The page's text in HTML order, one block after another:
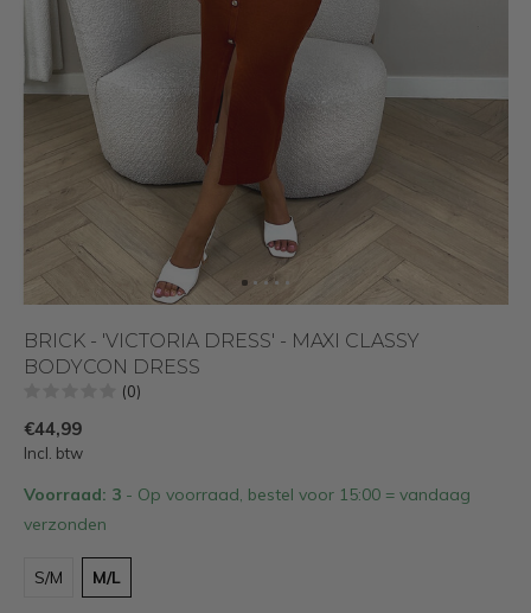
BRICK - 'VICTORIA DRESS' - MAXI CLASSY
BODYCON DRESS
(0)
€44,99
Incl. btw
Voorraad: 3 - Op voorraad, bestel voor 15:00 = vandaag
verzonden
S/M M/L